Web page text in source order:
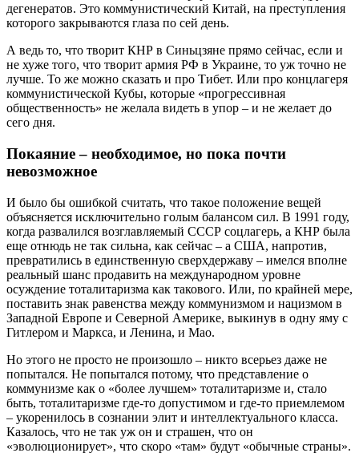
дегенератов. Это коммунистический Китай, на преступления
которого закрываются глаза по сей день.
А ведь то, что творит КНР в Синьцзяне прямо сейчас, если и
не хуже того, что творит армия РФ в Украине, то уж точно не
лучше. То же можно сказать и про Тибет. Или про концлагеря
коммунистической Кубы, которые «прогрессивная
общественность» не желала видеть в упор – и не желает до
сего дня.
Покаяние – необходимое, но пока почти
невозможное
И было бы ошибкой считать, что такое положение вещей
объясняется исключительно голым балансом сил. В 1991 году,
когда развалился возглавляемый СССР соцлагерь, а КНР была
еще отнюдь не так сильна, как сейчас – а США, напротив,
превратились в единственную сверхдержаву – имелся вполне
реальный шанс продавить на международном уровне
осуждение тоталитаризма как такового. Или, по крайней мере,
поставить знак равенства между коммунизмом и нацизмом в
Западной Европе и Северной Америке, выкинув в одну яму с
Гитлером и Маркса, и Ленина, и Мао.
Но этого не просто не произошло – никто всерьез даже не
попытался. Не попытался потому, что представление о
коммунизме как о «более лучшем» тоталитаризме и, стало
быть, тоталитаризме где-то допустимом и где-то приемлемом
– укоренилось в сознании элит и интеллектуального класса.
Казалось, что не так уж он и страшен, что он
«эволюционирует», что скоро «там» будут «обычные страны».